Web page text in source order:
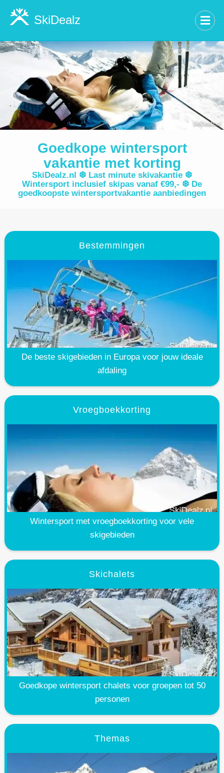
SkiDealz
Goedkope wintersport
vakantie met korting
SkiDealz.nl ❆ Last minute skivakantie ❆
Wintersport inclusief skipas vanaf €99,- ❆ De
goedkoopste wintersportvakantie aanbiedingen
Bestemmingen
De beste skigebieden in Europa voor jouw ideale
afdaling
Vroegboekkorting
Wintersport met vroegboekkorting voor vele
skigebieden
Skichalets
Goedkope wintersport chalets voor groepen tot 50
personen
Themas